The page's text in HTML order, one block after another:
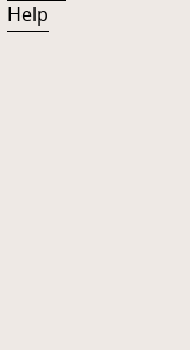
Help